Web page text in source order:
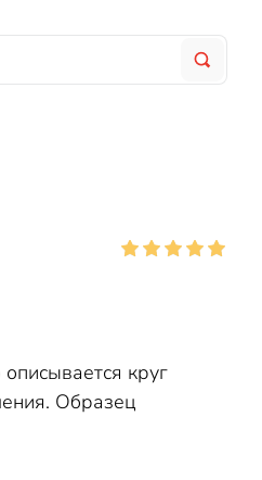
круг
Образец